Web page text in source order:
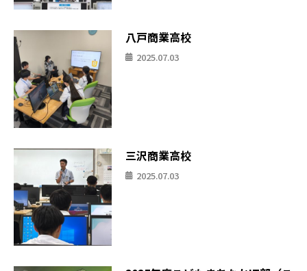
八戸商業高校
2025.07.03
三沢商業高校
2025.07.03